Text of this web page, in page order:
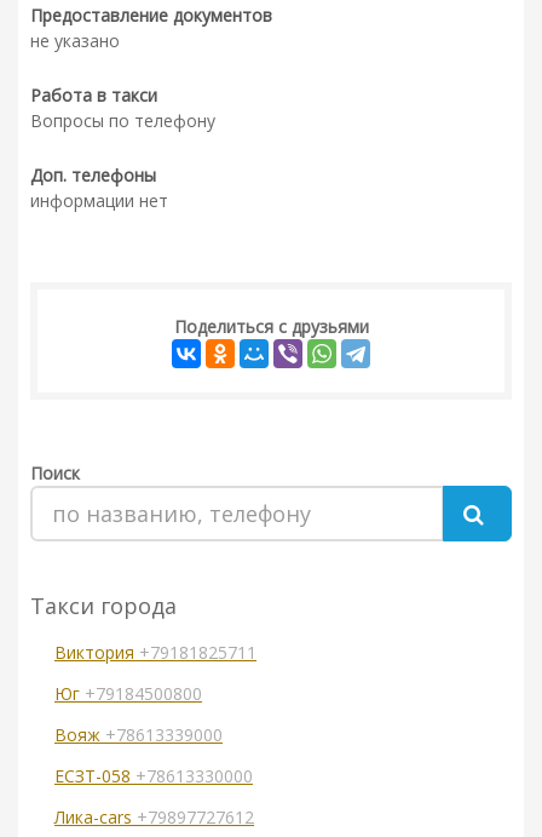
Предоставление документов
не указано
Работа в такси
Вопросы по телефону
Доп. телефоны
информации нет
Поделиться с друзьями
Поиск
Такси города
Виктория +79181825711
Юг +79184500800
Вояж +78613339000
ЕСЗТ-058 +78613330000
Лика-cars +79897727612